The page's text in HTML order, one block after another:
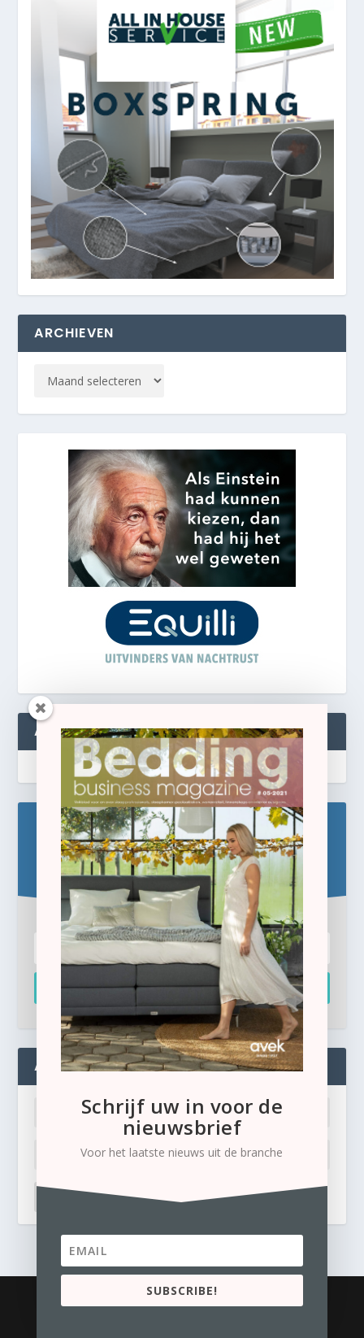
ARCHIEVEN
ABONNEREN
Blijf op de hoogte!
Schrijf u hier in voor de gratis e-newsletter.
Inschrijven
ADMIN
Ik ben mijn wachtwoord kwijt
Business Content Media
Schrijf uw in voor de
nieuwsbrief
Voor het laatste nieuws uit de branche
SUBSCRIBE!